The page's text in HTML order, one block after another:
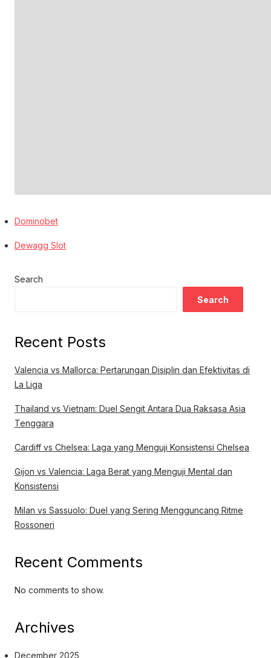
Dominobet
Dewagg Slot
Search
Search
Recent Posts
Valencia vs Mallorca: Pertarungan Disiplin dan Efektivitas di
La Liga
Thailand vs Vietnam: Duel Sengit Antara Dua Raksasa Asia
Tenggara
Cardiff vs Chelsea: Laga yang Menguji Konsistensi Chelsea
Gijon vs Valencia: Laga Berat yang Menguji Mental dan
Konsistensi
Milan vs Sassuolo: Duel yang Sering Mengguncang Ritme
Rossoneri
Recent Comments
No comments to show.
Archives
December 2025